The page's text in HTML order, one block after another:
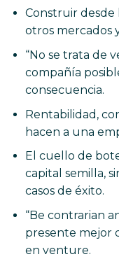
Construir desde
otros mercados
“No se trata de
compañía
consecuencia.
Rentabilidad,
hacen a una
El cuello de
capital semilla,
casos de éxito.
“Be contrarian
presente mejor
en venture.